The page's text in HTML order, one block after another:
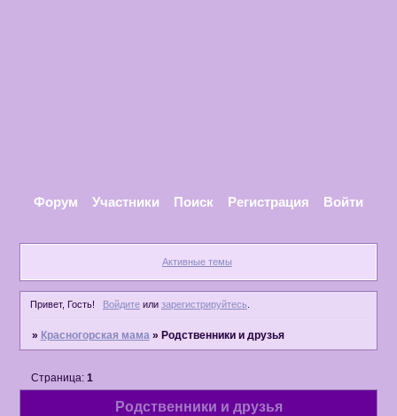
Форум Участники Поиск Регистрация Войти
Активные темы
Привет, Гость! Войдитеили зарегистрируйтесь.
» Красногорская мама » Родственники и друзья
Родственники и друзья
Страница: 1